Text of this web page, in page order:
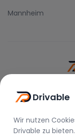
Mannheim
Drivable
Wir nutzen
Drivable zu bieten.